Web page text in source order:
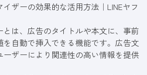
ザーの効果的な活用方法｜LINEヤフ
は、広告のタイトルや本文に、事前
自動で挿入できる機能です。広告文
ーザーにより関連性の高い情報を提供